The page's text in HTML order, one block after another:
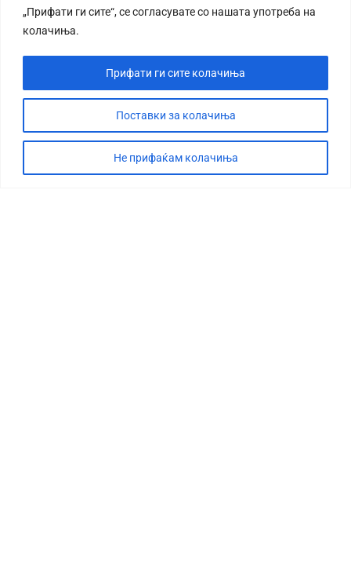
„Прифати ги сите“, се согласувате со нашата употреба на
колачиња.
Поставки за колачиња
Не прифаќам колачиња
Прифати ги сите колачиња